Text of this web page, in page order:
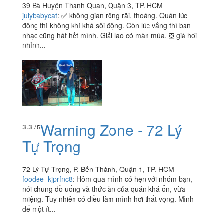
39 Bà Huyện Thanh Quan, Quận 3, TP. HCM
julybabycat: ✅ không gian rộng rãi, thoáng. Quán lúc
đông thì không khí khá sôi động. Còn lúc vắng thì ban
nhạc cũng hát hết mình. Giải lao có màn múa. ❎ giá hơi
nhỉnh...
3.3 / 5Warning Zone - 72 Lý
Tự Trọng
72 Lý Tự Trọng, P. Bến Thành, Quận 1, TP. HCM
foodee_kjprfnc8: Hôm qua mình có hẹn với nhóm bạn,
nói chung đồ uống và thức ăn của quán khá ổn, vừa
miệng. Tuy nhiên có điều làm mình hơi thất vọng. Mình
để một ít...